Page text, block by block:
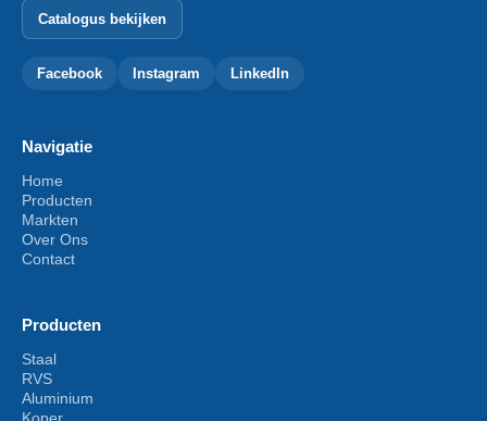
Catalogus bekijken
Facebook Instagram LinkedIn
Navigatie
Home
Producten
Markten
Over Ons
Contact
Producten
Staal
RVS
Aluminium